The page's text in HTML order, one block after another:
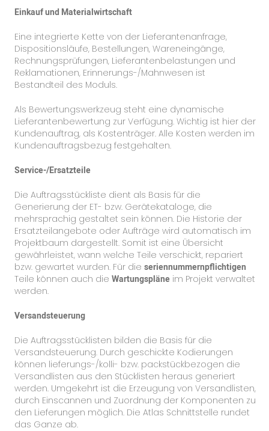
Einkauf und Materialwirtschaft
Eine integrierte Kette von der Lieferantenanfrage,
Dispositionsläufe, Bestellungen, Wareneingänge,
Rechnungsprüfungen, Lieferantenbelastungen und
Reklamationen, Erinnerungs-/Mahnwesen ist
Bestandteil des Moduls.
Als Bewertungswerkzeug steht eine dynamische
Lieferantenbewertung zur Verfügung. Wichtig ist hier der
Kundenauftrag, als Kostenträger. Alle Kosten werden im
Kundenauftragsbezug festgehalten.
Service-/Ersatzteile
Die Auftragsstückliste dient als Basis für die
Generierung der ET- bzw. Gerätekataloge, die
mehrsprachig gestaltet sein können. Die Historie der
Ersatzteilangebote oder Aufträge wird automatisch im
Projektbaum dargestellt. Somit ist eine Übersicht
gewährleistet, wann welche Teile verschickt, repariert
bzw. gewartet wurden. Für dieseriennummernpflichtigen
Teile können auch dieWartungspläne im Projekt verwaltet
werden.
Versandsteuerung
Die Auftragsstücklisten bilden die Basis für die
Versandsteuerung. Durch geschickte Kodierungen
können lieferungs-/kolli- bzw. packstückbezogen die
Versandlisten aus den Stücklisten heraus generiert
werden. Umgekehrt ist die Erzeugung von Versandlisten,
durch Einscannen und Zuordnung der Komponenten zu
den Lieferungen möglich. Die Atlas Schnittstelle rundet
das Ganze ab.